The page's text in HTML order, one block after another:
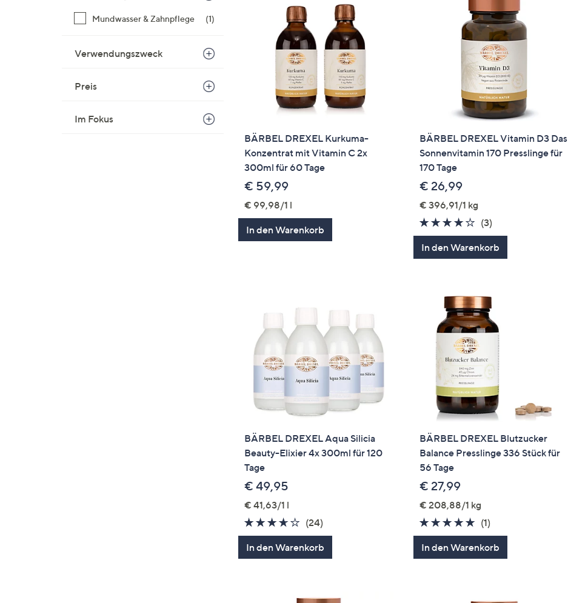
Mundwasser & Zahnpflege (1)
Verwendungszweck
Preis
Im Fokus
BÄRBEL DREXEL Kurkuma-
Konzentrat mit Vitamin C 2x
300ml für 60 Tage
€ 59,99
€ 99,98/1 l
In den Warenkorb
BÄRBEL DREXEL Vitamin D3 Das
Sonnenvitamin 170 Presslinge für
170 Tage
€ 26,99
€ 396,91/1 kg
3.7
von
5
(3)
Bewertungen
In den Warenkorb
BÄRBEL DREXEL Aqua Silicia
Beauty-Elixier 4x 300ml für 120
Tage
€ 49,95
€ 41,63/1 l
3.6
von
5
(24)24
Bewertungen
In den Warenkorb
BÄRBEL DREXEL Blutzucker
Balance Presslinge 336 Stück für
56 Tage
€ 27,99
€ 208,88/1 kg
5.0
von
5
(1)
Bewertungen
In den Warenkorb